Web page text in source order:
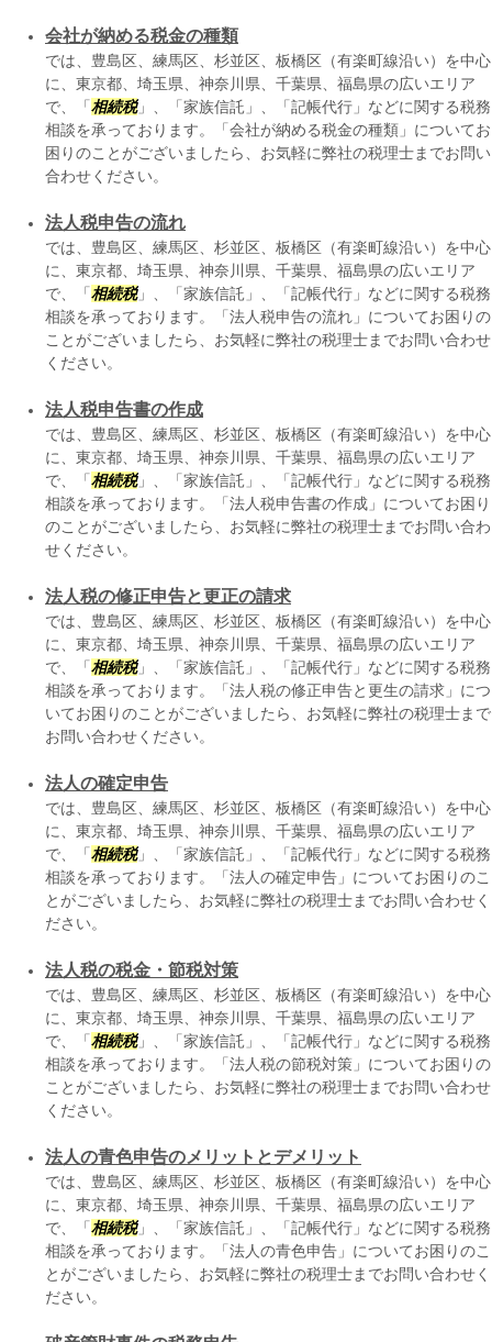
会社が納める税金の種類
では、豊島区、練馬区、杉並区、板橋区（有楽町線沿い）を中心
に、東京都、埼玉県、神奈川県、千葉県、福島県の広いエリア
で、「 相続税」、「家族信託」、「記帳代行」などに関する税務
相談を承っております。「会社が納める税金の種類」についてお
困りのことがございましたら、お気軽に弊社の税理士までお問い
合わせください。
法人税申告の流れ
では、豊島区、練馬区、杉並区、板橋区（有楽町線沿い）を中心
に、東京都、埼玉県、神奈川県、千葉県、福島県の広いエリア
で、「 相続税」、「家族信託」、「記帳代行」などに関する税務
相談を承っております。「法人税申告の流れ」についてお困りの
ことがございましたら、お気軽に弊社の税理士までお問い合わせ
ください。
法人税申告書の作成
では、豊島区、練馬区、杉並区、板橋区（有楽町線沿い）を中心
に、東京都、埼玉県、神奈川県、千葉県、福島県の広いエリア
で、「 相続税」、「家族信託」、「記帳代行」などに関する税務
相談を承っております。「法人税申告書の作成」についてお困り
のことがございましたら、お気軽に弊社の税理士までお問い合わ
せください。
法人税の修正申告と更正の請求
では、豊島区、練馬区、杉並区、板橋区（有楽町線沿い）を中心
に、東京都、埼玉県、神奈川県、千葉県、福島県の広いエリア
で、「 相続税」、「家族信託」、「記帳代行」などに関する税務
相談を承っております。「法人税の修正申告と更生の請求」につ
いてお困りのことがございましたら、お気軽に弊社の税理士まで
お問い合わせください。
法人の確定申告
では、豊島区、練馬区、杉並区、板橋区（有楽町線沿い）を中心
に、東京都、埼玉県、神奈川県、千葉県、福島県の広いエリア
で、「 相続税」、「家族信託」、「記帳代行」などに関する税務
相談を承っております。「法人の確定申告」についてお困りのこ
とがございましたら、お気軽に弊社の税理士までお問い合わせく
ださい。
法人税の税金・節税対策
では、豊島区、練馬区、杉並区、板橋区（有楽町線沿い）を中心
に、東京都、埼玉県、神奈川県、千葉県、福島県の広いエリア
で、「 相続税」、「家族信託」、「記帳代行」などに関する税務
相談を承っております。「法人税の節税対策」についてお困りの
ことがございましたら、お気軽に弊社の税理士までお問い合わせ
ください。
法人の青色申告のメリットとデメリット
では、豊島区、練馬区、杉並区、板橋区（有楽町線沿い）を中心
に、東京都、埼玉県、神奈川県、千葉県、福島県の広いエリア
で、「 相続税」、「家族信託」、「記帳代行」などに関する税務
相談を承っております。「法人の青色申告」についてお困りのこ
とがございましたら、お気軽に弊社の税理士までお問い合わせく
ださい。